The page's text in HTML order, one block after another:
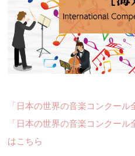
「日本の世界の音楽コンクー
「日本の世界の音楽コンクー
はこちら